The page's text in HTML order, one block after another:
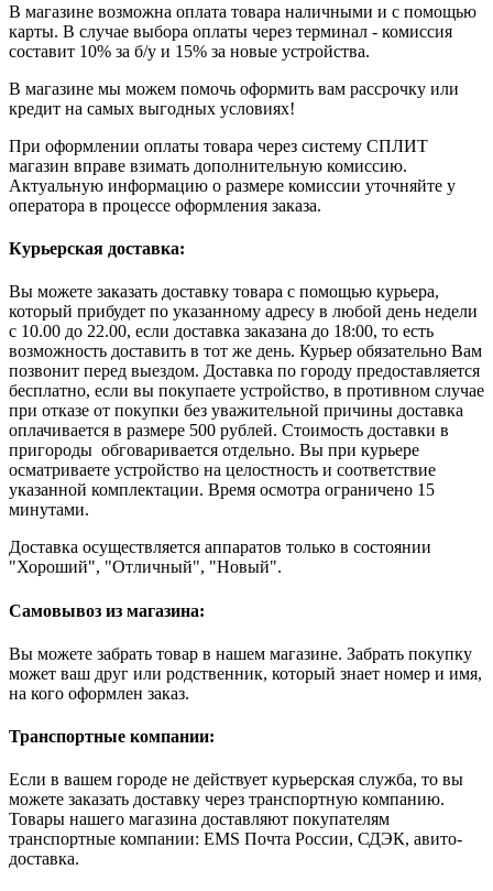
В магазине возможна оплата товара наличными и с помощью
карты. В случае выбора оплаты через терминал - комиссия
составит 10% за б/у и 15% за новые устройства.
В магазине мы можем помочь оформить вам рассрочку или
кредит на самых выгодных условиях!
При оформлении оплаты товара через систему СПЛИТ
магазин вправе взимать дополнительную комиссию.
Актуальную информацию о размере комиссии уточняйте у
оператора в процессе оформления заказа.
Курьерская доставка:
Вы можете заказать доставку товара с помощью курьера,
который прибудет по указанному адресу в любой день недели
с 10.00 до 22.00, если доставка заказана до 18:00, то есть
возможность доставить в тот же день. Курьер обязательно Вам
позвонит перед выездом. Доставка по городу предоставляется
бесплатно, если вы покупаете устройство, в противном случае
при отказе от покупки без уважительной причины доставка
оплачивается в размере 500 рублей. Стоимость доставки в
пригороды обговаривается отдельно. Вы при курьере
осматриваете устройство на целостность и соответствие
указанной комплектации. Время осмотра ограничено 15
минутами.
Доставка осуществляется аппаратов только в состоянии
"Хороший", "Отличный", "Новый".
Самовывоз из магазина:
Вы можете забрать товар в нашем магазине. Забрать покупку
может ваш друг или родственник, который знает номер и имя,
на кого оформлен заказ.
Транспортные компании:
Если в вашем городе не действует курьерская служба, то вы
можете заказать доставку через транспортную компанию.
Товары нашего магазина доставляют покупателям
транспортные компании: EMS Почта России, СДЭК, авито-
доставка.